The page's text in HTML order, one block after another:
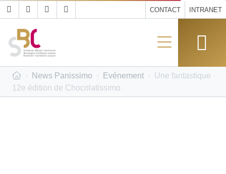
CONTACT INTRANET
News Panissimo Evénement
Une fantastique
12e édition de Chocolatissimo